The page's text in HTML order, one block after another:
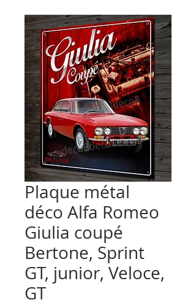
Plaque métal
déco Alfa Romeo
Giulia coupé
Bertone, Sprint
GT, junior, Veloce,
GT